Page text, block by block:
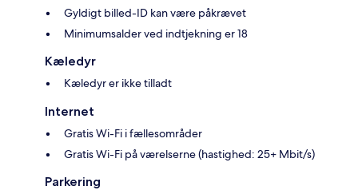
Gyldigt billed-ID kan være påkrævet
Minimumsalder ved indtjekning er 18
Kæledyr
Kæledyr er ikke tilladt
Internet
Gratis Wi-Fi i fællesområder
Gratis Wi-Fi på værelserne (hastighed: 25+ Mbit/s)
Parkering